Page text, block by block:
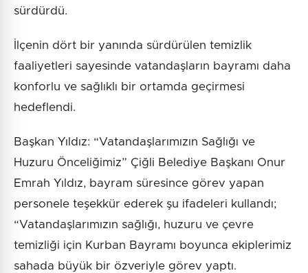
sürdürdü.
İlçenin dört bir yanında sürdürülen temizlik
faaliyetleri sayesinde vatandaşların bayramı daha
konforlu ve sağlıklı bir ortamda geçirmesi
hedeflendi.
Başkan Yıldız: “Vatandaşlarımızın Sağlığı ve
Huzuru Önceliğimiz” Çiğli Belediye Başkanı Onur
Emrah Yıldız, bayram süresince görev yapan
personele teşekkür ederek şu ifadeleri kullandı;
“Vatandaşlarımızın sağlığı, huzuru ve çevre
temizliği için Kurban Bayramı boyunca ekiplerimiz
sahada büyük bir özveriyle görev yaptı.